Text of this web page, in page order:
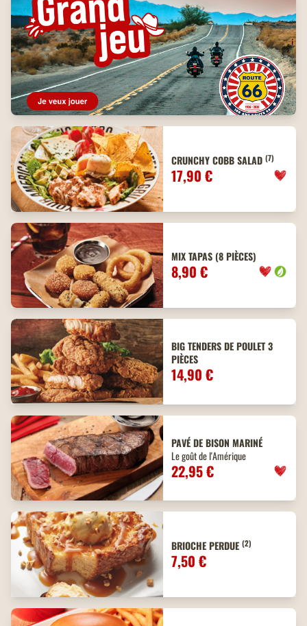
CRUNCHY COBB SALAD (7)
17,90 €
MIX TAPAS (8 PIÈCES)
8,90 €
BIG TENDERS DE POULET 3
PIÈCES
14,90 €
PAVÉ DE BISON MARINÉ
Le goût de l'Amérique
22,95 €
BRIOCHE PERDUE (2)
7,50 €